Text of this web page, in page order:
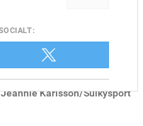
har högst segerprocent
mark i år. Foto Mathias
Karlsson/Sulkysport
: